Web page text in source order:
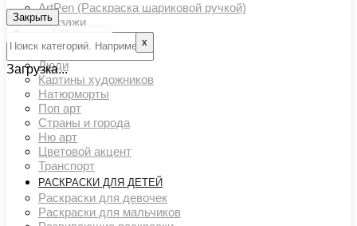
ArtPen (Раскраска шариковой ручкой)
Пейзажи
Арт картины
Животный мир
Люди
Картины художников
Натюрморты
Поп арт
Страны и города
Ню арт
Цветовой акцент
Транспорт
РАСКРАСКИ ДЛЯ ДЕТЕЙ
Раскраски для девочек
Раскраски для мальчиков
Закрыть
Фильтр
Очистить
Закрыть
х
Загрузка...